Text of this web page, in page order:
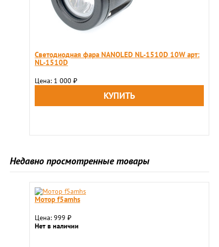
Светодиодная фара NANOLED NL-1510D 10W арт:
NL-1510D
Цена: 1 000 ₽
Недавно просмотренные товары
Мотор f5amhs
Цена: 999 ₽
Нет в наличии